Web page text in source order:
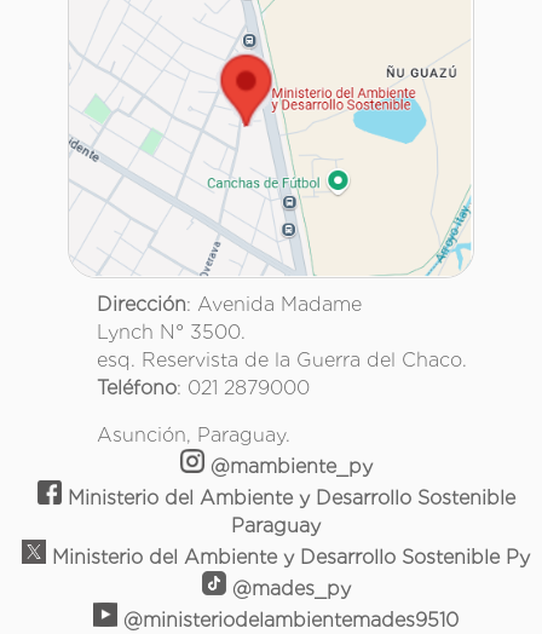
Dirección: Avenida Madame
Lynch N° 3500.
esq. Reservista de la Guerra del Chaco.
Teléfono: 021 2879000
Asunción, Paraguay.
@mambiente_py
Ministerio del Ambiente y Desarrollo Sostenible
Paraguay
Ministerio del Ambiente y Desarrollo Sostenible Py
@mades_py
@ministeriodelambientemades9510